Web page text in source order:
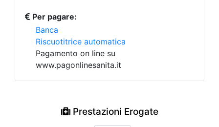
Per pagare:
Banca
Riscuotitrice automatica
Pagamento on line su
www.pagonlinesanita.it
Prestazioni Erogate